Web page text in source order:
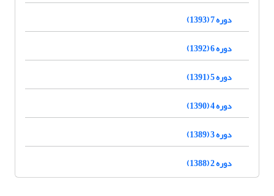
دوره 7 (1393)
دوره 6 (1392)
دوره 5 (1391)
دوره 4 (1390)
دوره 3 (1389)
دوره 2 (1388)